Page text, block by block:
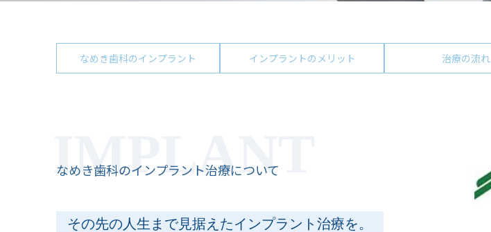
なめき歯科のインプラント インプラントのメリット 治療の流れ
なめき歯科のインプラント治療について
その先の人生まで見据えたインプラント治療を。